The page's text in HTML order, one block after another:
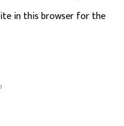
in this browser for the